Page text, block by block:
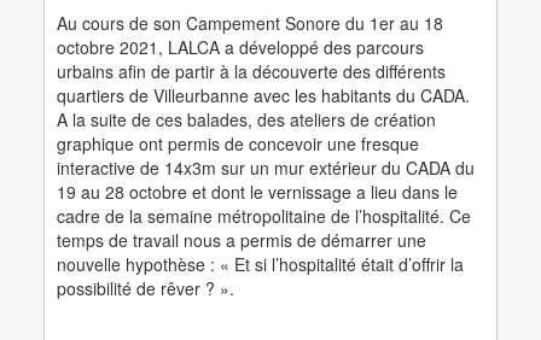
Au cours de son Campement Sonore du 1er au 18
octobre 2021, LALCA a développé des parcours
urbains afin de partir à la découverte des différents
quartiers de Villeurbanne avec les habitants du CADA.
A la suite de ces balades, des ateliers de création
graphique ont permis de concevoir une fresque
interactive de 14x3m sur un mur extérieur du CADA du
19 au 28 octobre et dont le vernissage a lieu dans le
cadre de la semaine métropolitaine de l’hospitalité. Ce
temps de travail nous a permis de démarrer une
nouvelle hypothèse : « Et si l’hospitalité était d’offrir la
possibilité de rêver ? ».